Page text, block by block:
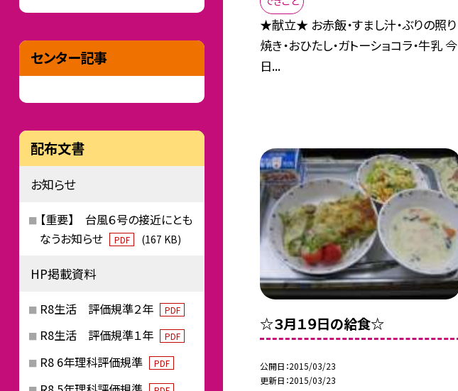
★献立★ お赤飯・すまし汁・ぶりの照り
焼き・おひたし・ガトーショコラ・牛乳 今
日...
☆３月１９日の給食☆
公開日 2015/03/23
更新日 2015/03/23
センター記事
配布文書
お知らせ
【重要】 台風６号の接近にとも
なうお知らせ
PDF (167 KB)
HP掲載資料
R8生活 評価規準２年 PDF
R8生活 評価規準１年 PDF
R8 6年理科評価規準 PDF